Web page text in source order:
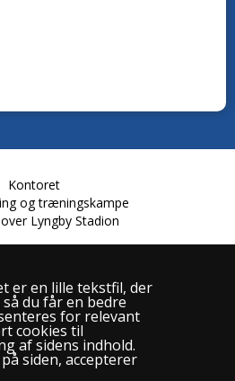
Kontoret
og træningskampe
Lyngby Stadion
er en lille tekstfil, der
du får en bedre
for relevant
cookies til
af sidens indhold.
siden, accepterer